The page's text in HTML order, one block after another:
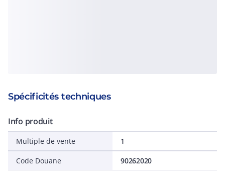
Spécificités techniques
Info produit
Multiple de vente 1
Code Douane 90262020